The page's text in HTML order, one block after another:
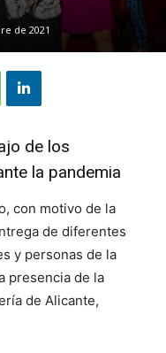
de 2021
de los
la pandemia
con motivo de la
de diferentes
y personas de la
presencia de la
de Alicante,